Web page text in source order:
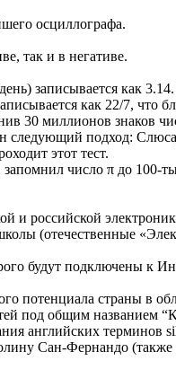
осциллографа.
так и в негативе.
записывается как
как 22/7, что
30 миллионов знаков
следующий подход:
этот тест.
число π до 100-
и российской
(отечественные
будут подключены к
потенциала страны в
под общим названием
английских терминов
Сан-Фернандо (также